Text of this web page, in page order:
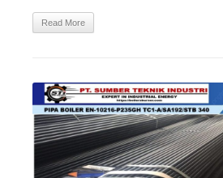
Read More